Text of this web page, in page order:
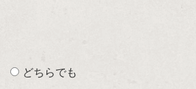
どちらでも